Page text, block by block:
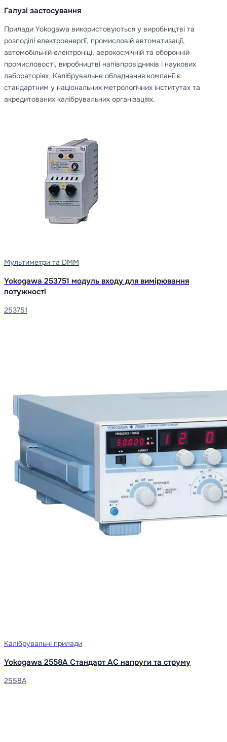
Галузі застосування
Прилади Yokogawa використовуються у виробництві та
розподілі електроенергії, промисловій автоматизації,
автомобільній електроніці, аерокосмічній та оборонній
промисловості, виробництві напівпровідників і наукових
лабораторіях. Калібрувальне обладнання компанії є
стандартним у національних метрологічних інститутах та
акредитованих калібрувальних організаціях.
Мультиметри та DMM
Yokogawa 253751 модуль входу для вимірювання
потужності
253751
Калібрувальні прилади
Yokogawa 2558A Стандарт AC напруги та струму
2558A